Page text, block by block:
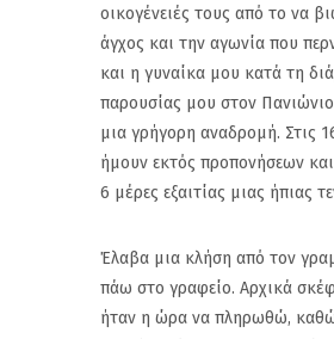
οικογένειές τους από το να
άγχος και την αγωνία που
και η γυναίκα μου κατά τη
παρουσίας μου στον
μια γρήγορη αναδρομή. Στις
ήμουν εκτός προπονήσεων
6 μέρες εξαιτίας μιας ήπιας
Έλαβα μια κλήση από τον
πάω στο γραφείο. Αρχικά
ήταν η ώρα να πληρωθώ,